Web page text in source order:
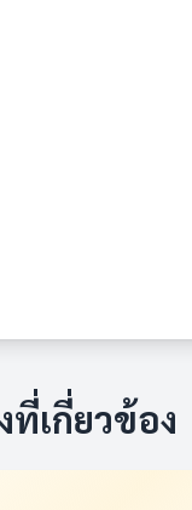
ที่เกี่ยวข้อง